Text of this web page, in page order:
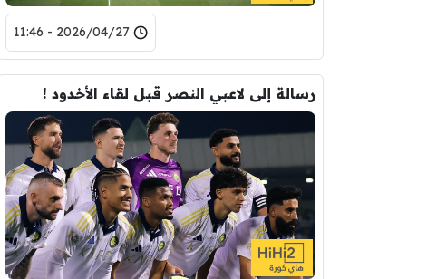
2026/04/27 - 11:46
رسالة إلى لاعبي النصر قبل لقاء الأخدود !